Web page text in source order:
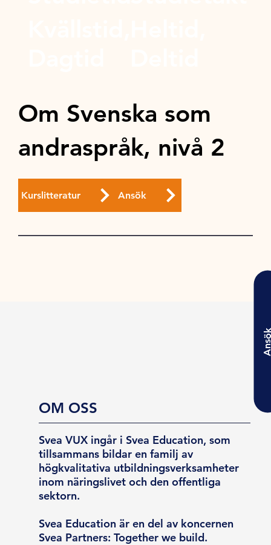
Om Svenska som
andraspråk, nivå 2
Kurslitteratur Ansök
OM OSS
Svea VUX ingår i Svea Education, som
tillsammans bildar en familj av
högkvalitativa utbildningsverksamheter
inom näringslivet och den offentliga
sektorn.
Svea Education är en del av koncernen
Svea Partners: Together we build.